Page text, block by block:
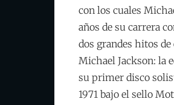
con los cuales
años de su carrera
dos grandes hitos de
Michael Jackson: la
su primer disco
1971 bajo el sello